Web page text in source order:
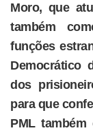
Moro, que
também
funções
Democrático
dos
para que
PML